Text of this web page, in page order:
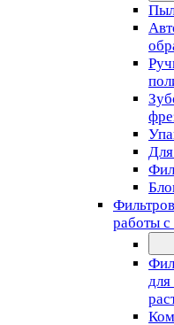
работы с